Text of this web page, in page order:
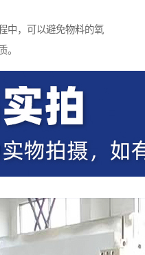
中，可以避免物料的氧
。